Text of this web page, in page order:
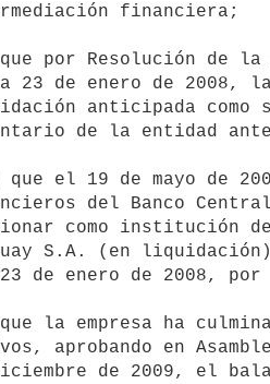
financiera;
por Resolución de la
23 de enero de 2008,
anticipada como
de la entidad
el 19 de mayo de
del Banco
como institución
S.A. (en
de enero de 2008,
la empresa ha
aprobando en
de 2009, el